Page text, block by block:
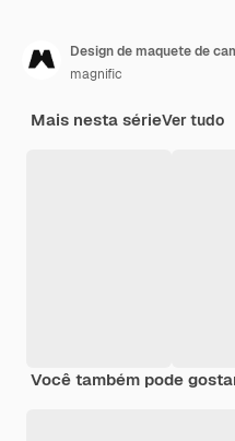
Design de maquete de
magnific
Mais nesta sérieVer tudo
Você também pode